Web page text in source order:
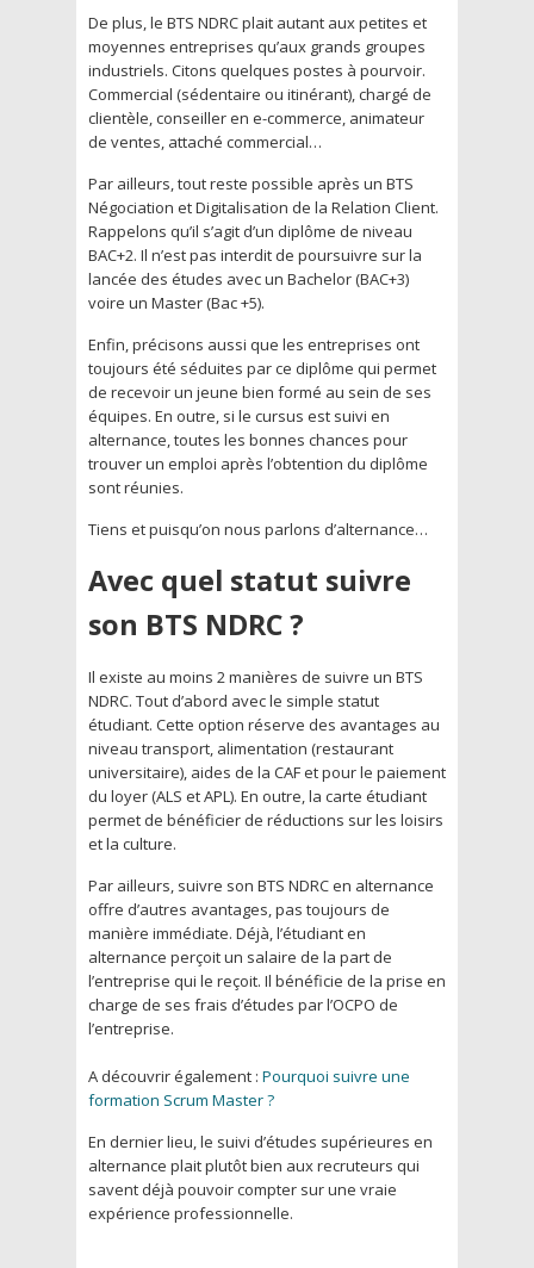
De plus, le BTS NDRC plait autant aux petites et
moyennes entreprises qu’aux grands groupes
industriels. Citons quelques postes à pourvoir.
Commercial (sédentaire ou itinérant), chargé de
clientèle, conseiller en e-commerce, animateur
de ventes, attaché commercial…
Par ailleurs, tout reste possible après un BTS
Négociation et Digitalisation de la Relation Client.
Rappelons qu’il s’agit d’un diplôme de niveau
BAC+2. Il n’est pas interdit de poursuivre sur la
lancée des études avec un Bachelor (BAC+3)
voire un Master (Bac +5).
Enfin, précisons aussi que les entreprises ont
toujours été séduites par ce diplôme qui permet
de recevoir un jeune bien formé au sein de ses
équipes. En outre, si le cursus est suivi en
alternance, toutes les bonnes chances pour
trouver un emploi après l’obtention du diplôme
sont réunies.
Tiens et puisqu’on nous parlons d’alternance…
Avec quel statut suivre
son BTS NDRC ?
Il existe au moins 2 manières de suivre un BTS
NDRC. Tout d’abord avec le simple statut
étudiant. Cette option réserve des avantages au
niveau transport, alimentation (restaurant
universitaire), aides de la CAF et pour le paiement
du loyer (ALS et APL). En outre, la carte étudiant
permet de bénéficier de réductions sur les loisirs
et la culture.
Par ailleurs, suivre son BTS NDRC en alternance
offre d’autres avantages, pas toujours de
manière immédiate. Déjà, l’étudiant en
alternance perçoit un salaire de la part de
l’entreprise qui le reçoit. Il bénéficie de la prise en
charge de ses frais d’études par l’OCPO de
l’entreprise.
A découvrir également : Pourquoi suivre une
formation Scrum Master ?
En dernier lieu, le suivi d’études supérieures en
alternance plait plutôt bien aux recruteurs qui
savent déjà pouvoir compter sur une vraie
expérience professionnelle.